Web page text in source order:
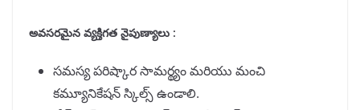
అవసరమైన వ్యక్తిగత నైపుణ్యాలు :
సమస్య పరిష్కార సామర్థ్యం మరియు మంచి
కమ్యూనికేషన్ స్కిల్స్ ఉండాలి.